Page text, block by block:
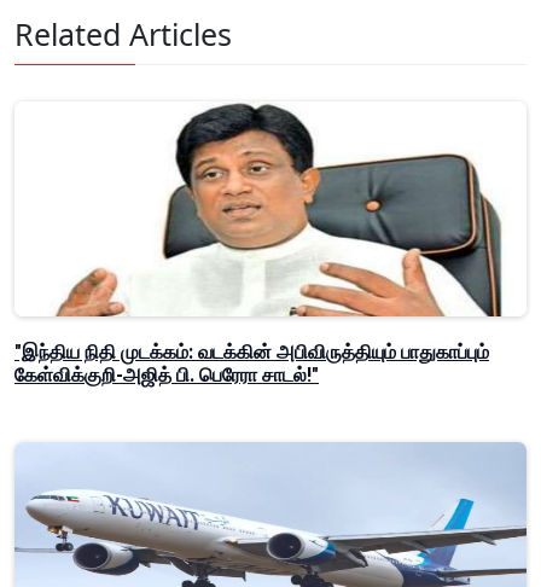
Related Articles
"இந்திய நிதி முடக்கம்: வடக்கின் அபிவிருத்தியும் பாதுகாப்பும்
கேள்விக்குறி-அஜித் பி. பெரேரா சாடல்!"